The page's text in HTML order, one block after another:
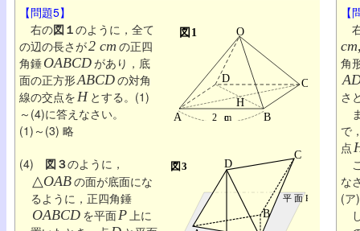
【問題5】
右の図１のように，全て
の辺の長さが2 cm の正四
角錘OABCDがあり，底
面の正方形ABCDの対角
線の交点をH とする。(1)
～(4)に答えなさい。
(1)～(3) 略
(4) 図３のように，
△OABの面が底面にな
るように，正四角錘
OABCD を平面P上に
【
角
さ
で
点
な
(